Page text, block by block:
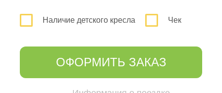
Наличие детского кресла Чек
ОФОРМИТЬ ЗАКАЗ